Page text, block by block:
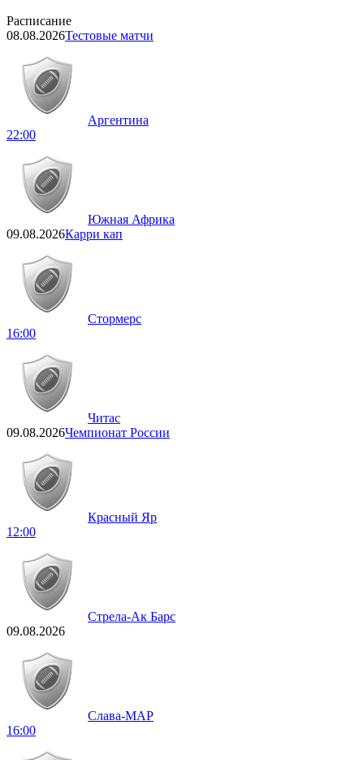
Расписание
08.08.2026Тестовые матчи
Аргентина
22:00
Южная Африка
09.08.2026Карри кап
Стормерс
16:00
Читас
09.08.2026Чемпионат России
Красный Яр
12:00
Стрела-Ак Барс
09.08.2026
Слава-МАР
16:00